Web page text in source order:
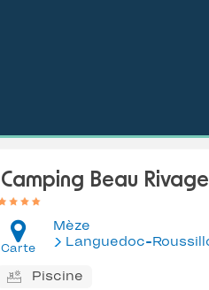
Camping Beau Rivage
Carte
Mèze
Languedoc-
Piscine